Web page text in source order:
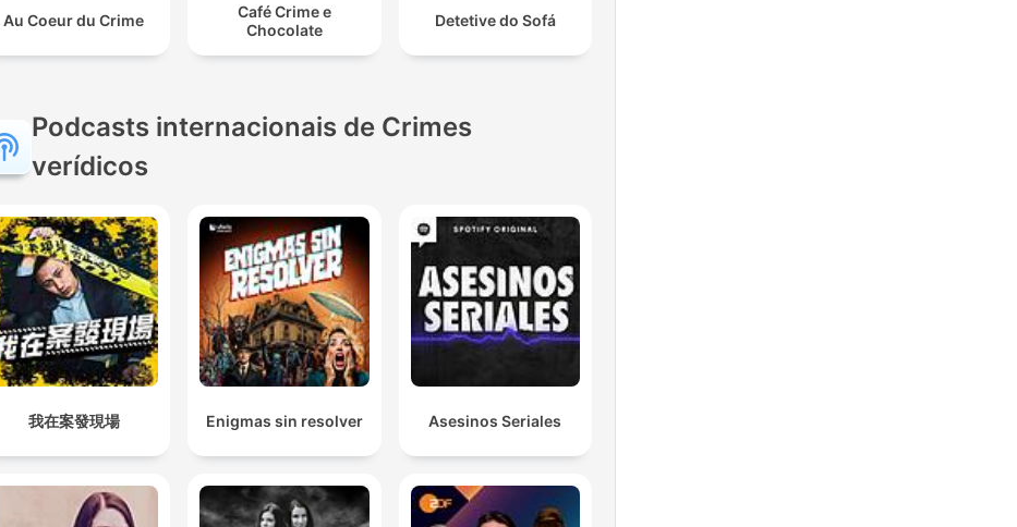
Au Coeur du Crime
Café Crime e
Chocolate
Detetive do Sofá
Podcasts internacionais de Crimes
verídicos
我在案發現場 Enigmas sin resolver Asesinos Seriales